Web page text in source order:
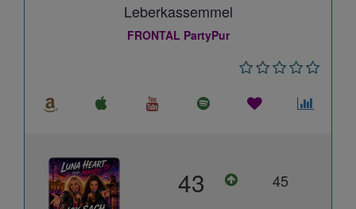
Leberkassemmel
FRONTAL PartyPur
43 45